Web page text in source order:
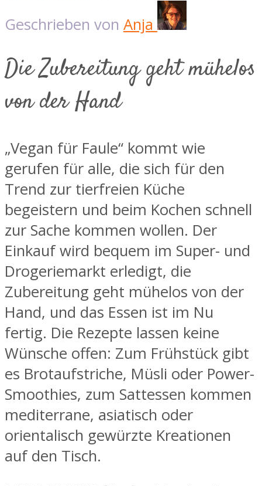
Geschrieben von Anja
Die Zubereitung geht mühelos
von der Hand
„Vegan für Faule“ kommt wie
gerufen für alle, die sich für den
Trend zur tierfreien Küche
begeistern und beim Kochen schnell
zur Sache kommen wollen. Der
Einkauf wird bequem im Super- und
Drogeriemarkt erledigt, die
Zubereitung geht mühelos von der
Hand, und das Essen ist im Nu
fertig. Die Rezepte lassen keine
Wünsche offen: Zum Frühstück gibt
es Brotaufstriche, Müsli oder Power-
Smoothies, zum Sattessen kommen
mediterrane, asiatisch oder
orientalisch gewürzte Kreationen
auf den Tisch.